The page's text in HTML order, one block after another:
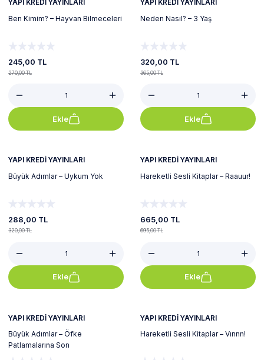
YAPI KREDİ YAYINLARI
Ben Kimim? – Hayvan Bilmeceleri
245,00 TL
270,00 TL
Ekle
YAPI KREDİ YAYINLARI
Neden Nasıl? – 3 Yaş
320,00 TL
365,00 TL
Ekle
YAPI KREDİ YAYINLARI
Büyük Adımlar – Uykum Yok
288,00 TL
320,00 TL
Ekle
YAPI KREDİ YAYINLARI
Hareketli Sesli Kitaplar – Raauur!
665,00 TL
695,00 TL
Ekle
YAPI KREDİ YAYINLARI
Büyük Adımlar – Öfke
Patlamalarına Son
Yeni
YAPI KREDİ YAYINLARI
Hareketli Sesli Kitaplar – Vınnn!